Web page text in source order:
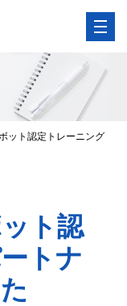
ット認定トレーニング
ト認
トナ